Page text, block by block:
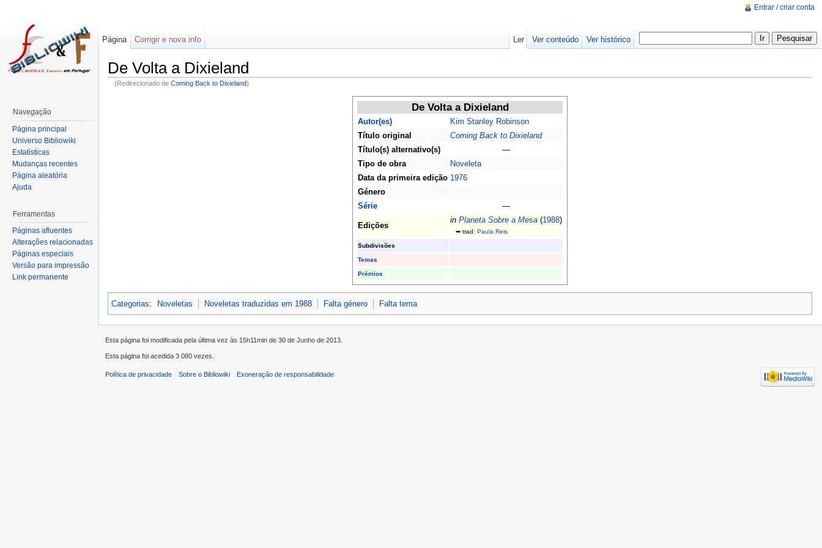
De Volta a Dixieland
(Redirecionado de Coming Back to Dixieland)
De Volta a Dixieland
Autor(es)
Kim Stanley Robinson
Título original
Coming Back to Dixieland
Título(s) alternativo(s)
—
Tipo de obra
Noveleta
Data da primeira edição 1976
Género
Série
—
Edições
in Planeta Sobre a Mesa (1988)
➥ trad: Paula Reis
Subdivisões
Temas
Prémios
Categorias: Noveletas Noveletas traduzidas em 1988 Falta género Falta tema
Entrar / criar conta
Página Corrigir e nova info Ler Ver conteúdo Ver histórico
Navegação
Página principal
Universo Bibliowiki
Estatísticas
Mudanças recentes
Página aleatória
Ajuda
Ferramentas
Páginas afluentes
Alterações relacionadas
Páginas especiais
Versão para impressão
Link permanente
Esta página foi modificada pela última vez às 15h11min de 30 de Junho de 2013.
Esta página foi acedida 3 080 vezes.
Política de privacidade Sobre o Bibliowiki Exoneração de responsabilidade